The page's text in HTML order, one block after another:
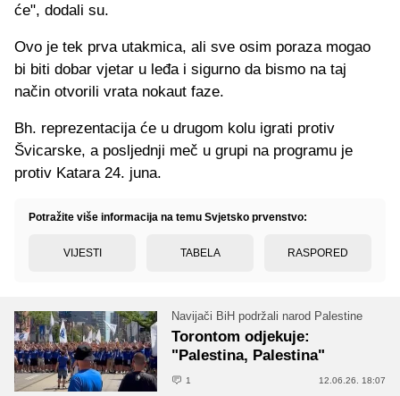
će", dodali su.
Ovo je tek prva utakmica, ali sve osim poraza mogao
bi biti dobar vjetar u leđa i sigurno da bismo na taj
način otvorili vrata nokaut faze.
Bh. reprezentacija će u drugom kolu igrati protiv
Švicarske, a posljednji meč u grupi na programu je
protiv Katara 24. juna.
Potražite više informacija na temu Svjetsko prvenstvo:
VIJESTI TABELA RASPORED
Navijači BiH podržali narod Palestine
Torontom odjekuje:
"Palestina, Palestina"
1 12.06.26. 18:07